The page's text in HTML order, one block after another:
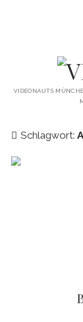
VIDEONAUTS
Schlagwort: